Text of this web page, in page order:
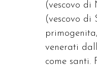
(vescovo di
(vescovo di
venerati
come santi.